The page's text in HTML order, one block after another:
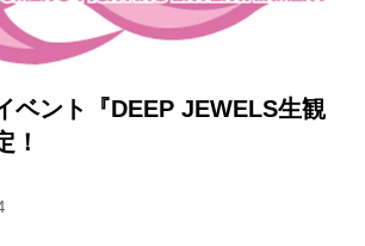
ベント『DEEP JEWELS生観
！